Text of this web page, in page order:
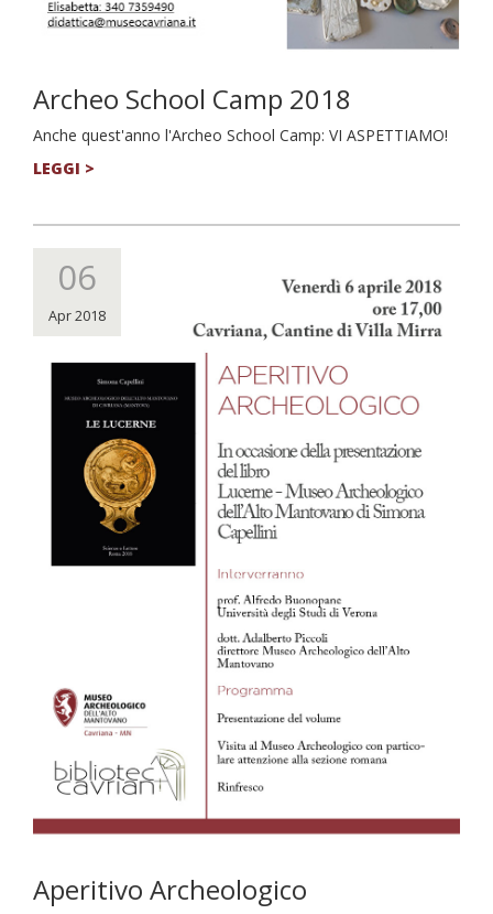
Archeo School Camp 2018
Anche quest'anno l'Archeo School Camp: VI ASPETTIAMO!
LEGGI >
06
Apr 2018
Aperitivo Archeologico